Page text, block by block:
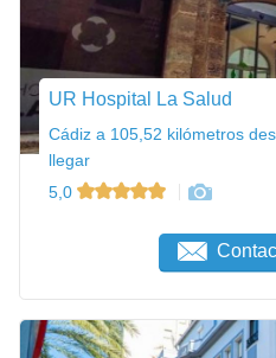
UR Hospital La Salud
Cádiz a 105,52 kilómetros
llegar
5,0